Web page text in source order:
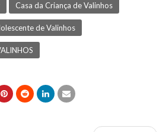
Casa da Criança de Valinhos
de Valinhos